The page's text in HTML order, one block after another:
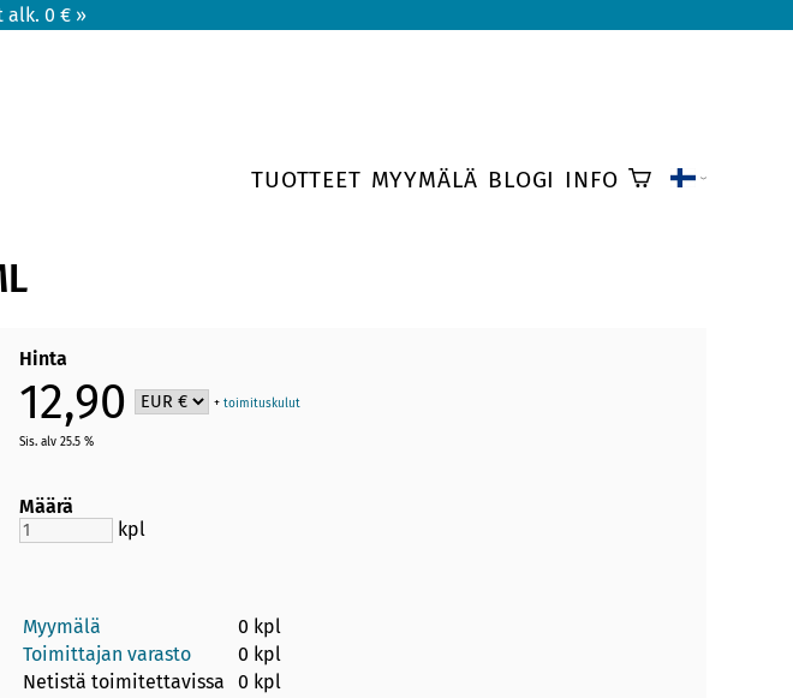
alk. 0 € »
TUOTTEET MYYMÄLÄ BLOGI INFO
Hinta
12,90 +toimituskulut
Sis. alv 25.5 %
Määrä
kpl
Myymälä
0 kpl
Toimittajan varasto
0 kpl
Netistä toimitettavissa
0 kpl